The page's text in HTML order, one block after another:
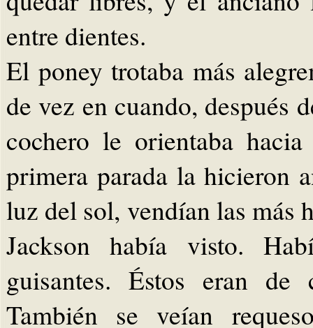
entre dientes.
El poney trotaba más
de vez en cuando, después
cochero le orientaba
primera parada la hicieron
luz del sol, vendían las más
Jackson había visto.
guisantes. Éstos eran
También se veían